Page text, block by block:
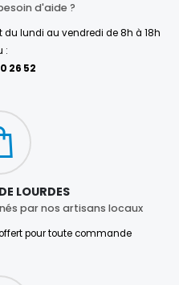
d'aide ?
lundi au vendredi de 8h à 18h
:
26 52
LOURDES
par nos artisans locaux
pour toute commande